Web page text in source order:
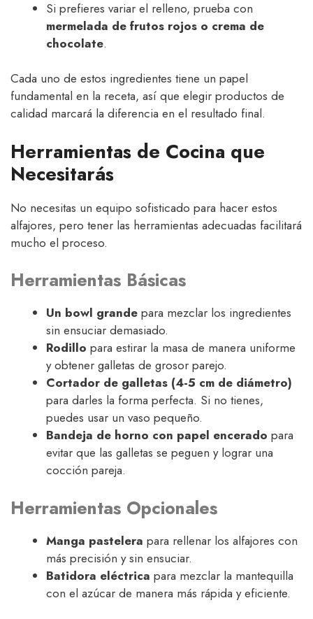
Si prefieres variar el relleno, prueba con
mermelada de frutos rojos o crema de
chocolate.
Cada uno de estos ingredientes tiene un papel
fundamental en la receta, así que elegir productos de
calidad marcará la diferencia en el resultado final.
Herramientas de Cocina que
Necesitarás
No necesitas un equipo sofisticado para hacer estos
alfajores, pero tener las herramientas adecuadas facilitará
mucho el proceso.
Herramientas Básicas
Un bowl grande para mezclar los ingredientes
sin ensuciar demasiado.
Rodillo para estirar la masa de manera uniforme
y obtener galletas de grosor parejo.
Cortador de galletas (4-5 cm de diámetro)
para darles la forma perfecta. Si no tienes,
puedes usar un vaso pequeño.
Bandeja de horno con papel encerado para
evitar que las galletas se peguen y lograr una
cocción pareja.
Herramientas Opcionales
Manga pastelera para rellenar los alfajores con
más precisión y sin ensuciar.
Batidora eléctrica para mezclar la mantequilla
con el azúcar de manera más rápida y eficiente.